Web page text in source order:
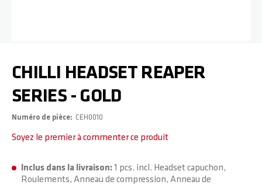
CHILLI HEADSET REAPER
SERIES - GOLD
Numéro de pièce CEH0010
Soyez le premier à commenter ce produit
Inclus dans la livraison:1 pcs. incl. Headset capuchon,
Roulements, Anneau de compression, Anneau de